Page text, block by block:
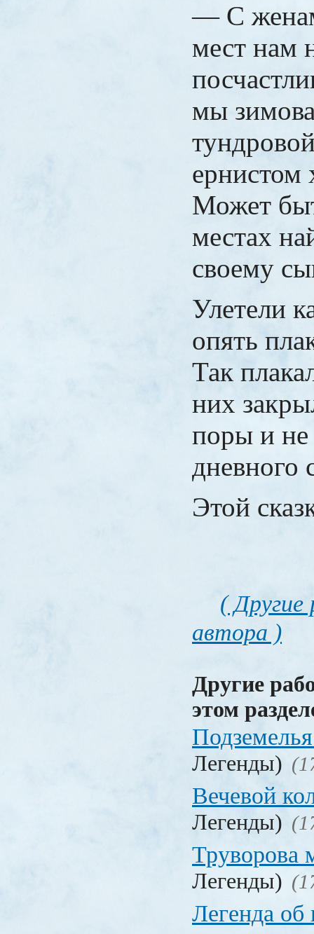
— С
мест нам
мы
ернистом
Может
местах
своему
Улетели
опять
Так
них
поры и не
дневного
Этой
(
автора )
Другие
этом
Легенды)
Вечевой
Легенды)
Труворова
Легенды)
Легенда об